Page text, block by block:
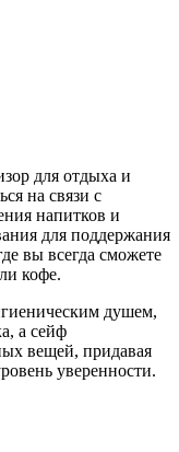
для отдыха и
на связи с
напитков и
для поддержания
вы всегда сможете
кофе.
душем,
а сейф
вещей, придавая
уверенности.